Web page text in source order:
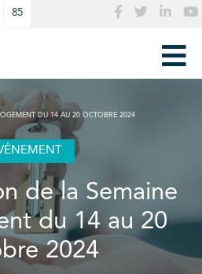
85
DU 14 AU 20 OCTOBRE 2024
de la Semaine
du 14 au 20
2024